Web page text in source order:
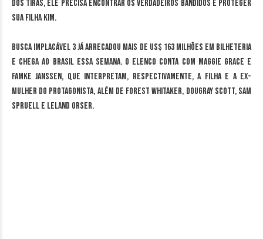
dos tiras, ele precisa encontrar os verdadeiros bandidos e proteger
sua filha Kim.
Busca Implacável 3 já arrecadou mais de US$ 163 milhões em bilheteria
e chega ao Brasil essa semana. O elenco conta com Maggie Grace e
Famke Janssen, que interpretam, respectivamente, a filha e a ex-
mulher do protagonista, além de Forest Whitaker, Dougray Scott, Sam
Spruell e Leland Orser.